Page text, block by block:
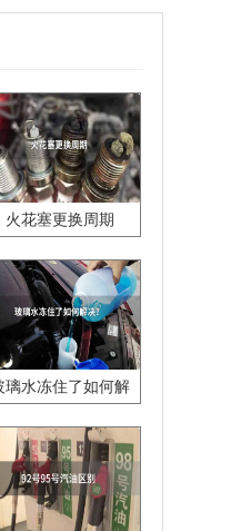
火花塞更换周期
璃水冻住了如何解